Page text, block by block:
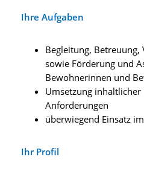
Ihre Aufgaben
Begleitung, Betreuung,
sowie Förderung und
Bewohnerinnen und
Umsetzung
Anforderungen
überwiegend Einsatz
Ihr Profil